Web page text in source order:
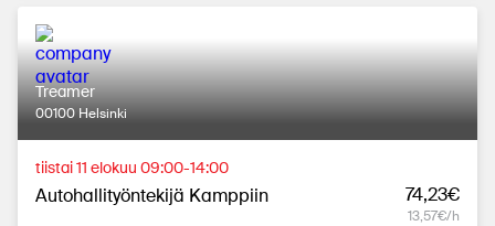
Treamer
00100 Helsinki
tiistai 11 elokuu 09:00-14:00
Autohallityöntekijä Kamppiin 74,23€
13,57€/h